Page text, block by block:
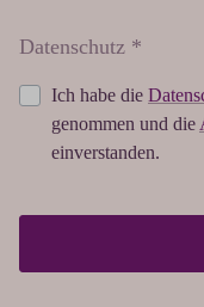
Datenschutz *
Ich habe die
genommen und die
einverstanden.